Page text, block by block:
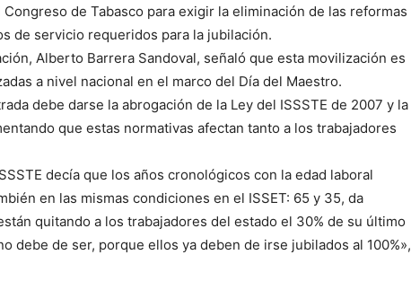
de Tabasco para exigir la eliminación de las reformas
de servicio requeridos para la jubilación.
Alberto Barrera Sandoval, señaló que esta movilización es
a nivel nacional en el marco del Día del Maestro.
debe darse la abrogación de la Ley del ISSSTE de 2007 y la
que estas normativas afectan tanto a los trabajadores
decía que los años cronológicos con la edad laboral
en las mismas condiciones en el ISSET: 65 y 35, da
quitando a los trabajadores del estado el 30% de su último
debe de ser, porque ellos ya deben de irse jubilados al 100%»,